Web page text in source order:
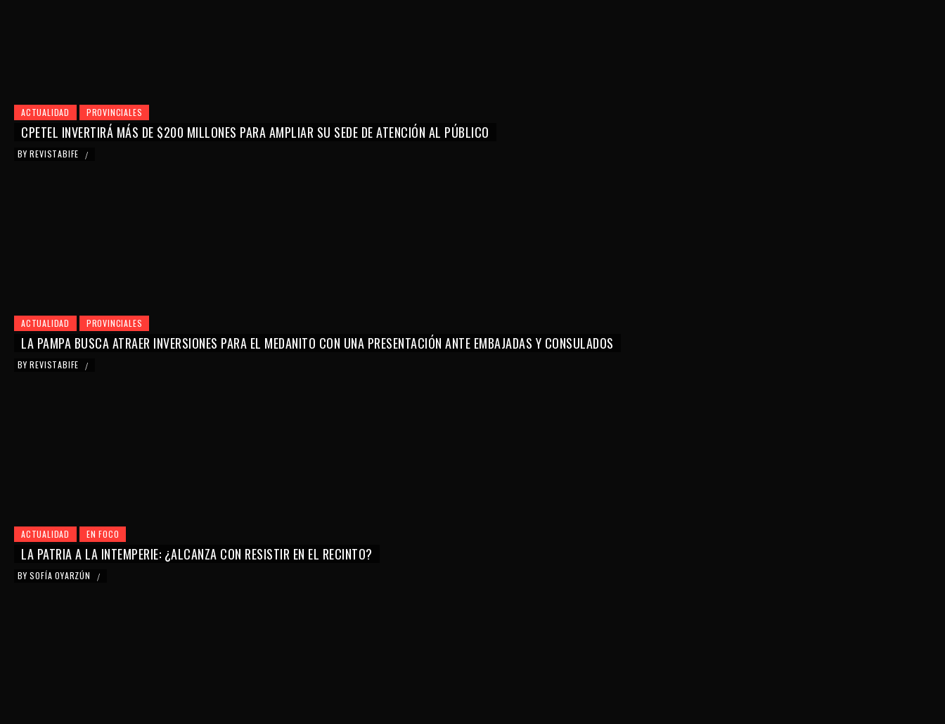
ACTUALIDAD PROVINCIALES
CPETEL INVERTIRÁ MÁS DE $200 MILLONES PARA AMPLIAR SU SEDE DE ATENCIÓN AL PÚBLICO
BY REVISTABIFE /
ACTUALIDAD PROVINCIALES
LA PAMPA BUSCA ATRAER INVERSIONES PARA EL MEDANITO CON UNA PRESENTACIÓN ANTE EMBAJADAS Y CONSULADOS
BY REVISTABIFE /
ACTUALIDAD EN FOCO
LA PATRIA A LA INTEMPERIE: ¿ALCANZA CON RESISTIR EN EL RECINTO?
BY SOFÍA OYARZÚN /